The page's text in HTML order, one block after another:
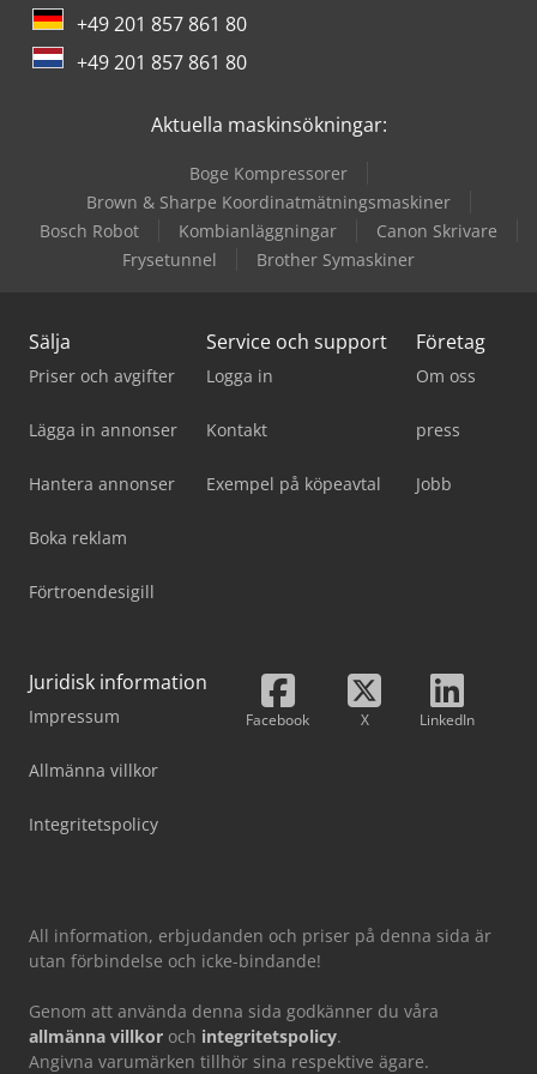
Zander Filter
+49 201 857 861 80
+49 201 857 861 80
Aktuella maskinsökningar:
Boge Kompressorer
Brown & Sharpe Koordinatmätningsmaskiner
Bosch Robot
Kombianläggningar
Canon Skrivare
Frysetunnel
Brother Symaskiner
Sälja
Priser och avgifter
Lägga in annonser
Hantera annonser
Boka reklam
Förtroendesigill
Service och support
Logga in
Kontakt
Exempel på köpeavtal
Företag
Om oss
press
Jobb
Juridisk information
Impressum
Allmänna villkor
Integritetspolicy
Facebook X LinkedIn
All information, erbjudanden och priser på denna sida är
utan förbindelse och icke-bindande!
Genom att använda denna sida godkänner du våra
allmänna villkor och integritetspolicy.
Angivna varumärken tillhör sina respektive ägare.